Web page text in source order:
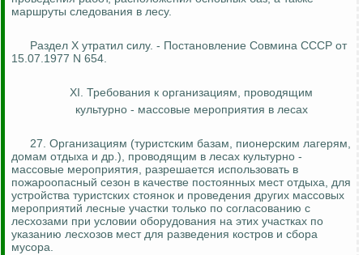
маршруты следования в лесу.
Раздел X утратил силу. - Постановление Совмина СССР от
15.07.1977 N 654.
XI. Требования к организациям, проводящим
культурно - массовые мероприятия в лесах
27. Организациям (туристским базам, пионерским лагерям,
домам отдыха и др.), проводящим в лесах культурно -
массовые мероприятия, разрешается использовать в
пожароопасный сезон в качестве постоянных мест отдыха, для
устройства туристских стоянок и проведения других массовых
мероприятий лесные участки только по согласованию с
лесхозами при условии оборудования на этих участках по
указанию лесхозов мест для разведения костров и сбора
мусора.